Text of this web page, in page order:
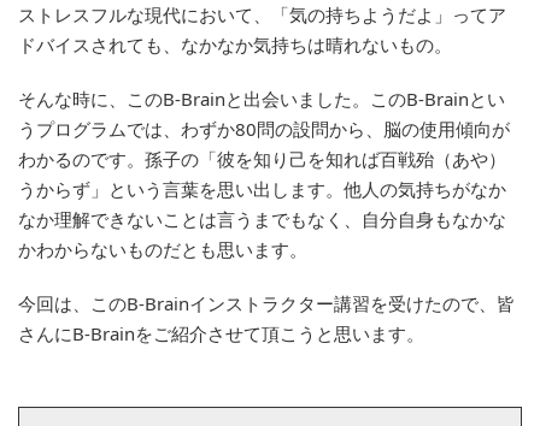
ストレスフルな現代において、「気の持ちようだよ」ってア
ドバイスされても、なかなか気持ちは晴れないもの。
そんな時に、このB-Brainと出会いました。このB-Brainとい
うプログラムでは、わずか80問の設問から、脳の使用傾向が
わかるのです。孫子の「彼を知り己を知れば百戦殆（あや）
うからず」という言葉を思い出します。他人の気持ちがなか
なか理解できないことは言うまでもなく、自分自身もなかな
かわからないものだとも思います。
今回は、このB-Brainインストラクター講習を受けたので、皆
さんにB-Brainをご紹介させて頂こうと思います。